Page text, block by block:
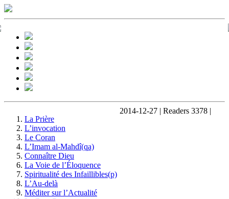
La Prière
L’invocation
Le Coran
L’Imam al-Mahdî(qa)
Connaître Dieu
La Voie de l’Éloquence
Spiritualité des Infaillibles(p)
L’Au-delà
Méditer sur l’Actualité
2014-12-27 | Readers 3378 |